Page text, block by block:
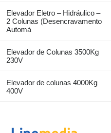
Elevador Eletro – Hidráulico –
2 Colunas (Desencravamento
Automá
Elevador de Colunas 3500Kg
230V
Elevador de colunas 4000Kg
400V